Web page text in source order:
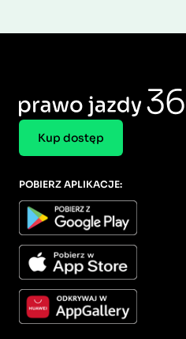
Kup dostęp
POBIERZ APLIKACJE: